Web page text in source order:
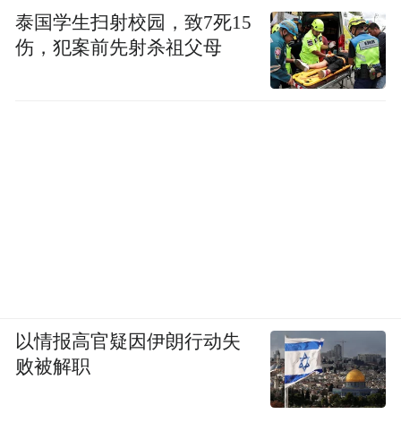
泰国学生扫射校园，致7死15
伤，犯案前先射杀祖父母
以情报高官疑因伊朗行动失
败被解职